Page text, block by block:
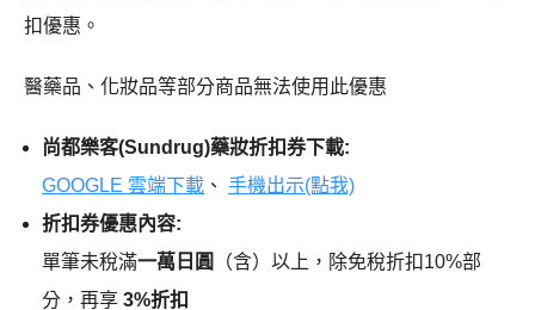
扣優惠。
醫藥品、化妝品等部分商品無法使用此優惠
尚都樂客(Sundrug)藥妝折扣券下載:
GOOGLE 雲端下載 、 手機出示(點我)
折扣券優惠內容:
單筆未稅滿一萬日圓
（含）以上，除免稅折扣10%部
分，再享 3%折扣